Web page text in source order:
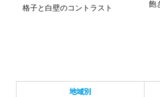
格子と白壁のコントラスト
飽
地域別